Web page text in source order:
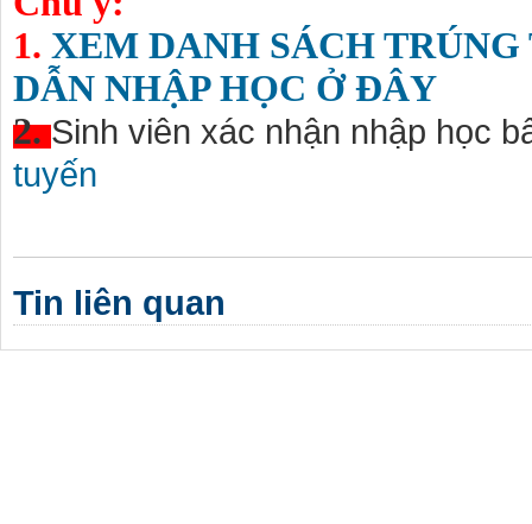
1. XEM DANH SÁCH
DẪN NHẬP HỌC Ở ĐÂY
2.Sinh viên xác nhận nhập học
tuyến
Tin liên quan